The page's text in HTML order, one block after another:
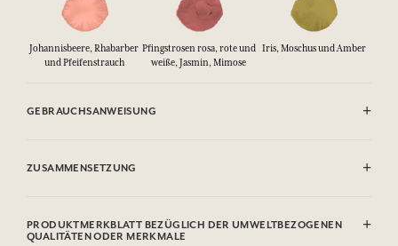
Johannisbeere, Rhabarber
und Pfeifenstrauch
Pfingstrosen rosa, rote und
weiße, Jasmin, Mimose
Iris, Moschus und Amber
GEBRAUCHSANWEISUNG
ZUSAMMENSETZUNG
Hexamethylindanopyran, Tetramethyl Acetyloctahydronaphthalenes,
Hexyl Cinnamal, Linalyl Acetate, Citronellol, Alpha-Isomethyl
PRODUKTMERKBLATT BEZÜGLICH DER UMWELTBEZOGENEN
QUALITÄTEN ODER MERKMALE